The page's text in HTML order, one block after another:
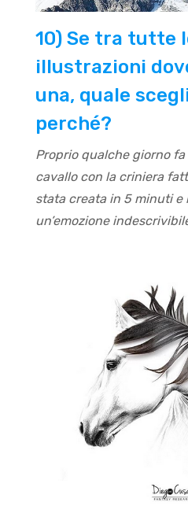
10) Se tra tutte
illustrazioni
una, quale
perché?
Proprio qualche giorno
cavallo con la criniera
stata creata in 5 minuti e
un’emozione